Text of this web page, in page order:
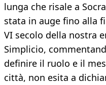
lunga che risale a
stata in auge fino alla
VI secolo della nostra
Simplicio,
definire il ruolo e il
città, non esita a